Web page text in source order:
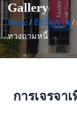
Gallery
Home / อัลบั้มภาพ/
ทวงถามหนี้
การเจรจา